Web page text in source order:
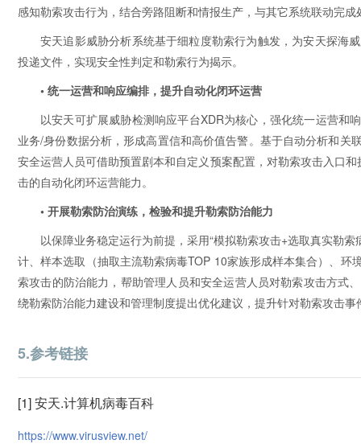
感知勒索攻击行为，结合旁路阻断和情报生产，与其它系统联动完成
安天追影威胁分析系统基于细粒度勒索行为触发，为安天探海
投递文件，实现安全性判定和勒索行为揭示。
• 统一运营和响应编排，提升自动化闭环运营
以安天可扩展威胁检测响应平台XDR为核心，强化统一运营
业务/身份数据分析，形成高置信和高价值告警。基于自动分析和
安全运营人员可借助预置剧本和自定义预案配置，对勒索攻击入口
击的自动化闭环运营能力。
• 开展勒索防治演练，检验和提升勒索防治能力
以保障业务稳定运行为前提，采用“模拟勒索攻击+选取真实勒
计、样本选取（抽取主流勒索病毒TOP 10家族形成样本集合）、
索攻击的防治能力，帮助管理人员和安全运营人员对勒索攻击方式
绕勒索防治能力建设和管理制度提出优化建议，提升针对勒索攻击
5.参考链接
[1] 安天.计算机病毒百科
https://www.virusview.net/